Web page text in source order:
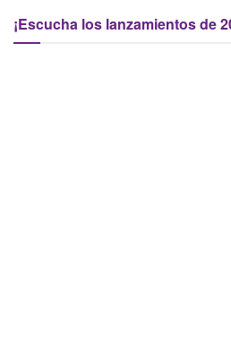
¡Escucha los lanzamientos de